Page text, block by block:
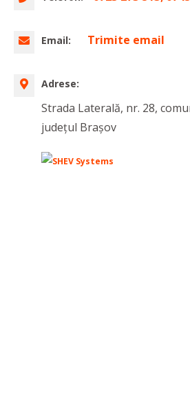
Email: Trimite email
Adrese:
Strada Laterală, nr. 28,
județul Brașov